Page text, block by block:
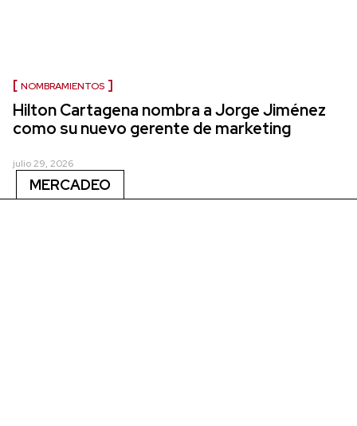
NOMBRAMIENTOS
Hilton Cartagena nombra a Jorge Jiménez
como su nuevo gerente de marketing
julio 29, 2026
MERCADEO